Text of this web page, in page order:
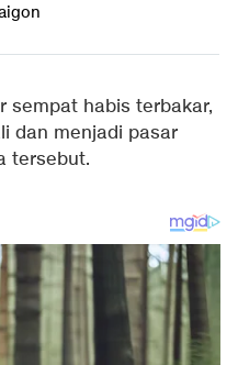
sempat habis terbakar,
dan menjadi pasar
tersebut.